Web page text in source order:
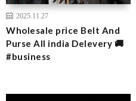
2025.11.27
Wholesale price Belt And
Purse All india Delevery 🚚
#business